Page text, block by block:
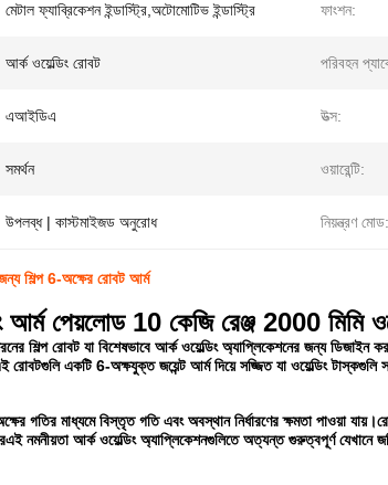
মেটাল ফ্যাব্রিকেশন ইন্ডাস্ট্রি,অটোমোটিভ ইন্ডাস্ট্রি ফাংশন:
আর্ক ওয়েল্ডিং রোবট পরিবহন
এআইডিএ উত্স:
সমর্থন ওয়ারেন্টি:
উপলব্ধ | কাস্টমাইজড অনুরোধ নিয়ন্ত্রণ মোড:
শিল্প 6-অক্ষের রোবট আর্ম
আর্ম পেয়লোড 10 কেজি রেঞ্জ 2000 মিমি
শিল্প রোবট যা বিশেষভাবে আর্ক ওয়েল্ডিং অ্যাপ্লিকেশনের জন্য ডিজাইন
একটি 6-অক্ষযুক্ত জয়েন্ট আর্ম দিয়ে সজ্জিত যা ওয়েল্ডিং টাস্কগুলি
গতির মাধ্যমে বিস্তৃত গতি এবং অবস্থান নির্ধারণের ক্ষমতা পাওয়া
নমনীয়তা আর্ক ওয়েল্ডিং অ্যাপ্লিকেশনগুলিতে অত্যন্ত গুরুত্বপূর্ণ